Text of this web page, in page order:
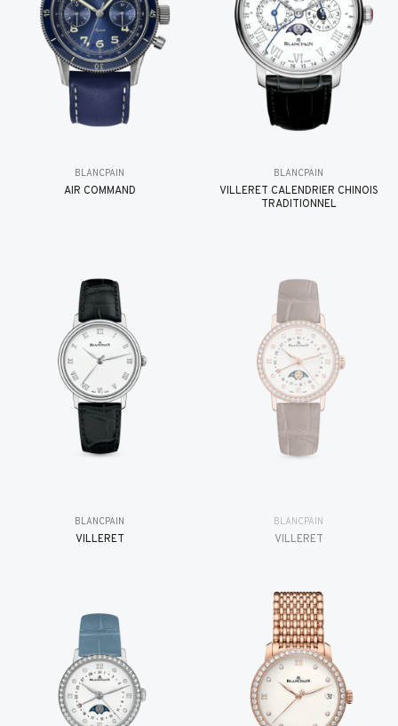
BLANCPAIN
AIR COMMAND
BLANCPAIN
VILLERET CALENDRIER CHINOIS
TRADITIONNEL
BLANCPAIN
VILLERET
BLANCPAIN
VILLERET